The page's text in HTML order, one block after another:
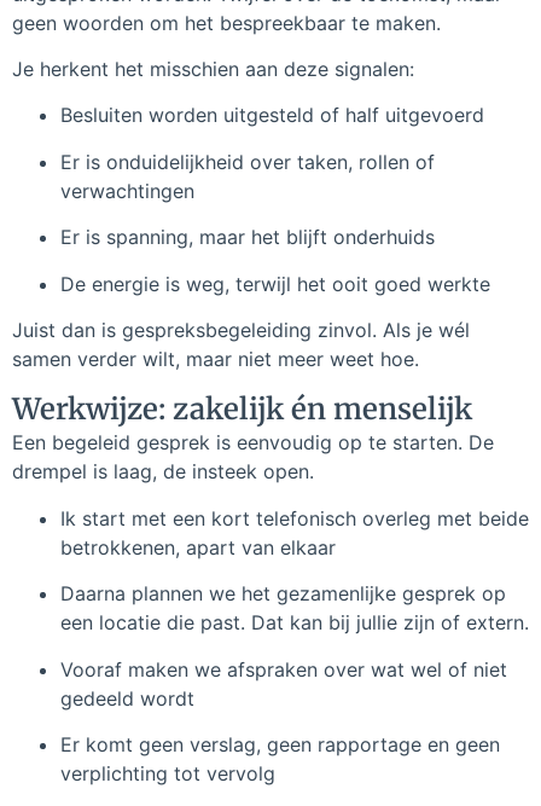
geen woorden om het bespreekbaar te maken.
Je herkent het misschien aan deze signalen:
Besluiten worden uitgesteld of half uitgevoerd
Er is onduidelijkheid over taken, rollen of
verwachtingen
Er is spanning, maar het blijft onderhuids
De energie is weg, terwijl het ooit goed werkte
Juist dan is gespreksbegeleiding zinvol. Als je wél
samen verder wilt, maar niet meer weet hoe.
Werkwijze: zakelijk én menselijk
Een begeleid gesprek is eenvoudig op te starten. De
drempel is laag, de insteek open.
Ik start met een kort telefonisch overleg met beide
betrokkenen, apart van elkaar
Daarna plannen we het gezamenlijke gesprek op
een locatie die past. Dat kan bij jullie zijn of extern.
Vooraf maken we afspraken over wat wel of niet
gedeeld wordt
Er komt geen verslag, geen rapportage en geen
verplichting tot vervolg